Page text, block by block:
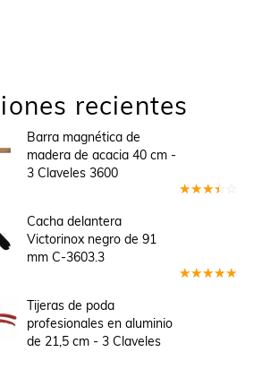
recientes
Barra magnética de
madera de acacia 40 cm -
3 Claveles 3600
Cacha delantera
Victorinox negro de 91
mm C-3603.3
Tijeras de poda
profesionales en aluminio
de 21,5 cm - 3 Claveles